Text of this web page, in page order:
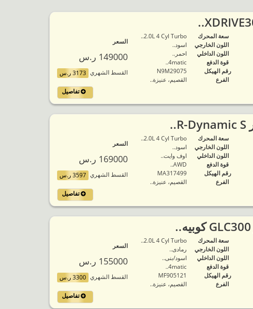
‬سعة المحرك
2.0L 4 Cyl Turbo..
اللون الخارجي
اسود..
اللون الداخلي
احمر..
قوة الدفع
4matic..
رقم الهيكل
N9M29075
الفرع
القصيم، عنيزة..
السعر
149000 ر.س
القسط الشهري 3173 ر.س
تفاصيل
‬سعة المحرك
2.0L 4 Cyl Turbo..
اللون الخارجي
اسود..
اللون الداخلي
اوف وايت..
قوة الدفع
AWD..
رقم الهيكل
MA317499
الفرع
القصيم، عنيزة..
السعر
169000 ر.س
القسط الشهري 3597 ر.س
تفاصيل
‬سعة المحرك
2.0L 4 Cyl Turbo..
اللون الخارجي
رمادى..
اللون الداخلي
اسود/بنى..
قوة الدفع
4matic..
رقم الهيكل
MF905121
الفرع
القصيم، عنيزة..
السعر
155000 ر.س
القسط الشهري 3300 ر.س
تفاصيل